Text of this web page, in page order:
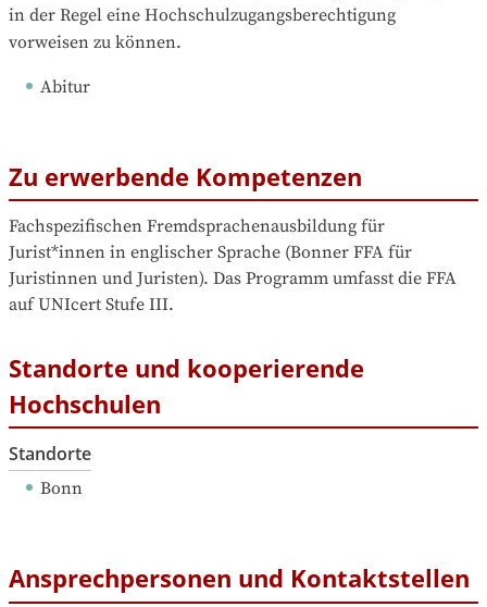
in der Regel eine Hochschulzugangsberechtigung
vorweisen zu können.
Abitur
Zu erwerbende Kompetenzen
Fachspezifischen Fremdsprachenausbildung für
Jurist*innen in englischer Sprache (Bonner FFA für
Juristinnen und Juristen). Das Programm umfasst die FFA
auf UNIcert Stufe III.
Standorte und kooperierende
Hochschulen
Standorte
Bonn
Ansprechpersonen und Kontaktstellen